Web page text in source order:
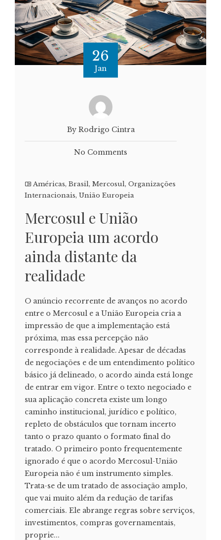
26
Jan
By Rodrigo Cintra
No Comments
Américas, Brasil, Mercosul, Organizações
Internacionais, União Europeia
Mercosul e União
Europeia um acordo
ainda distante da
realidade
O anúncio recorrente de avanços no acordo
entre o Mercosul e a União Europeia cria a
impressão de que a implementação está
próxima, mas essa percepção não
corresponde à realidade. Apesar de décadas
de negociações e de um entendimento político
básico já delineado, o acordo ainda está longe
de entrar em vigor. Entre o texto negociado e
sua aplicação concreta existe um longo
caminho institucional, jurídico e político,
repleto de obstáculos que tornam incerto
tanto o prazo quanto o formato final do
tratado. O primeiro ponto frequentemente
ignorado é que o acordo Mercosul-União
Europeia não é um instrumento simples.
Trata-se de um tratado de associação amplo,
que vai muito além da redução de tarifas
comerciais. Ele abrange regras sobre serviços,
investimentos, compras governamentais,
proprie...